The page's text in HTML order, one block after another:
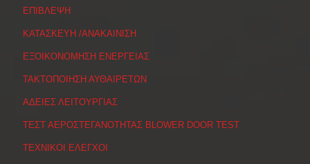
ΕΠΙΒΛΕΨΗ
ΚΑΤΑΣΚΕΥΗ /ΑΝΑΚΑΙΝΙΣΗ
ΕΞΟΙΚΟΝΟΜΗΣΗ ΕΝΕΡΓΕΙΑΣ
ΤΑΚΤΟΠΟΙΗΣΗ ΑΥΘΑΙΡΕΤΩΝ
ΑΔΕΙΕΣ ΛΕΙΤΟΥΡΓΙΑΣ
ΤΕΣΤ ΑΕΡΟΣΤΕΓΑΝΟΤΗΤΑΣ BLOWER DOOR TEST
ΤΕΧΝΙΚΟΙ ΕΛΕΓΧΟΙ